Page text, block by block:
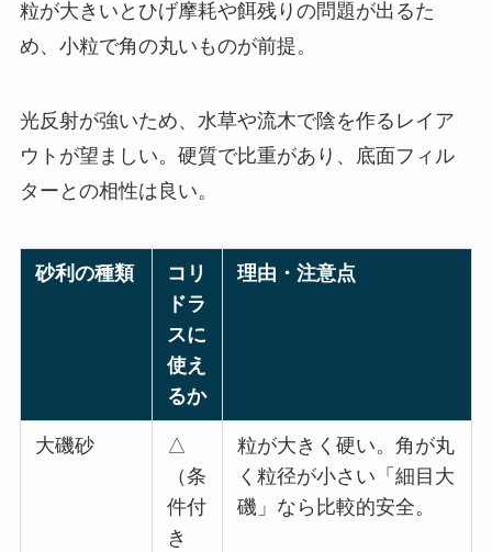
粒が大きいとひげ摩耗や餌残りの問題が出るた
め、小粒で角の丸いものが前提。
光反射が強いため、水草や流木で陰を作るレイア
ウトが望ましい。硬質で比重があり、底面フィル
ターとの相性は良い。
砂利の種類
コリ
ドラ
スに
使え
るか
理由・注意点
大磯砂
△
（条
件付
き
粒が大きく硬い。角が丸
く粒径が小さい「細目大
磯」なら比較的安全。